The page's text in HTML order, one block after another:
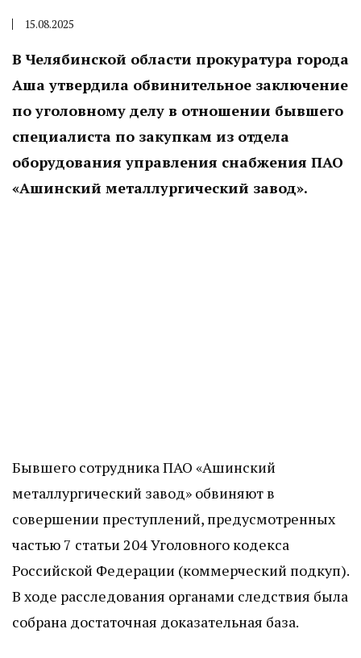
15.08.2025
В Челябинской области прокуратура города
Аша утвердила обвинительное заключение
по уголовному делу в отношении бывшего
специалиста по закупкам из отдела
оборудования управления снабжения ПАО
«Ашинский металлургический завод».
Бывшего сотрудника ПАО «Ашинский
металлургический завод» обвиняют в
совершении преступлений, предусмотренных
частью 7 статьи 204 Уголовного кодекса
Российской Федерации (коммерческий подкуп).
В ходе расследования органами следствия была
собрана достаточная доказательная база.